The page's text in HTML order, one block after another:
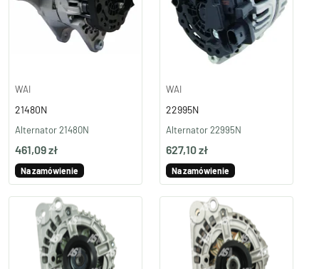
WAI
21480N
Alternator 21480N
461,09 zł
Na zamówienie
WAI
22995N
Alternator 22995N
627,10 zł
Na zamówienie